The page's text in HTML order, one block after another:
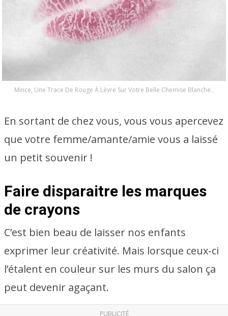
Mince, Une Trace De Rouge À Lèvre Sur Votre Belle Chemise Blanche..
En sortant de chez vous, vous vous apercevez
que votre femme/amante/amie vous a laissé
un petit souvenir !
Faire disparaitre les marques
de crayons
C’est bien beau de laisser nos enfants
exprimer leur créativité. Mais lorsque ceux-ci
l’étalent en couleur sur les murs du salon ça
peut devenir agaçant.
PUBLICITÉ